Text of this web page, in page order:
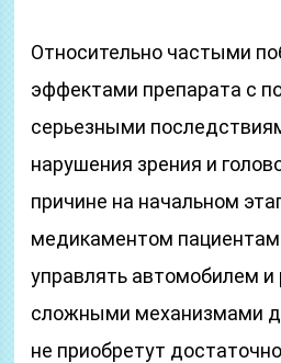
Относительно частыми
эффектами препарата с
серьезными
нарушения зрения и
причине на начальном
медикаментом
управлять автомобилем и
сложными механизмами
не приобретут